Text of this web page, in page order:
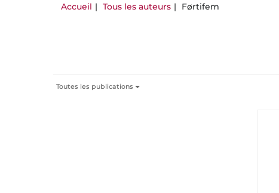
Accueil Tous les auteurs Førtifem
Toutes les publications